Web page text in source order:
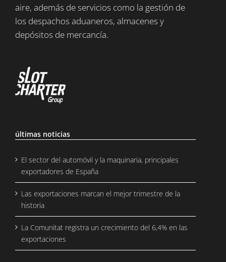
aire, además de servicios como la gestión de
los despachos aduaneros, almacenes y
depósitos de mercancía.
últimas noticias
El sector del automóvil y la maquinaria, principales
exportadores de España
Las exportaciones marcan el mejor trimestre de la
historia
La Comunitat registra un crecimiento del 6,4% en las
exportaciones